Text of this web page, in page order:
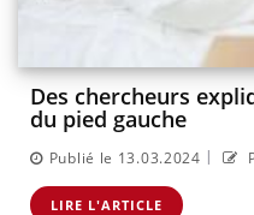
Des chercheurs
du pied gauche
Publié le 13.03.2024 |
LIRE L'ARTICLE